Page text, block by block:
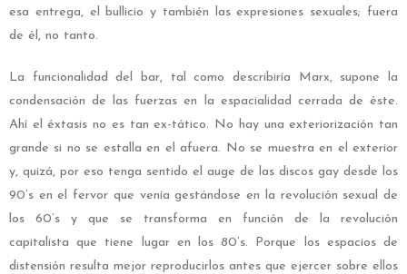
esa entrega, el bullicio y también las expresiones sexuales; fuera
de él, no tanto.
La funcionalidad del bar, tal como describiría Marx, supone la
condensación de las fuerzas en la espacialidad cerrada de éste.
Ahí el éxtasis no es tan ex-tático. No hay una exteriorización tan
grande si no se estalla en el afuera. No se muestra en el exterior
y, quizá, por eso tenga sentido el auge de las discos gay desde los
90’s en el fervor que venía gestándose en la revolución sexual de
los 60’s y que se transforma en función de la revolución
capitalista que tiene lugar en los 80’s. Porque los espacios de
distensión resulta mejor reproducirlos antes que ejercer sobre ellos